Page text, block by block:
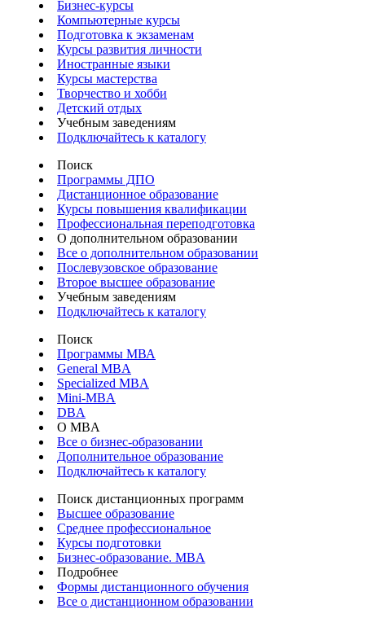
Бизнес-курсы
Компьютерные курсы
Подготовка к экзаменам
Курсы развития личности
Иностранные языки
Курсы мастерства
Творчество и хобби
Детский отдых
Учебным заведениям
Подключайтесь к каталогу
Поиск
Программы ДПО
Дистанционное образование
Курсы повышения квалификации
Профессиональная переподготовка
О дополнительном образовании
Все о дополнительном образовании
Послевузовское образование
Второе высшее образование
Учебным заведениям
Подключайтесь к каталогу
Поиск
Программы МВА
General MBA
Specialized MBA
Mini-MBA
DBA
О MBA
Все о бизнес-образовании
Дополнительное образование
Подключайтесь к каталогу
Поиск дистанционных программ
Высшее образование
Среднее профессиональное
Курсы подготовки
Бизнес-образование. MBA
Подробнее
Формы дистанционного обучения
Все о дистанционном образовании